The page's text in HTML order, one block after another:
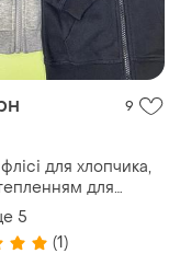
9
для хлопчика,
для
5
(1)